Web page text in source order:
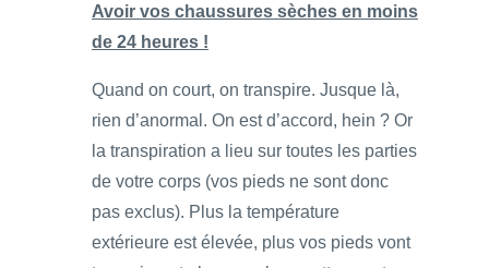
Avoir vos chaussures sèches en moins
de 24 heures !
Quand on court, on transpire. Jusque là,
rien d’anormal. On est d’accord, hein ? Or
la transpiration a lieu sur toutes les parties
de votre corps (vos pieds ne sont donc
pas exclus). Plus la température
extérieure est élevée, plus vos pieds vont